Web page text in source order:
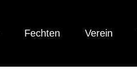
Fechten Verein